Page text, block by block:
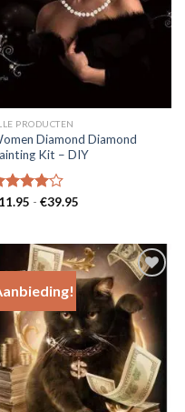
PRODUCTEN
Diamond Diamond
Kit – DIY
- €39.95Prijsklasse:
Add to
Wishlist